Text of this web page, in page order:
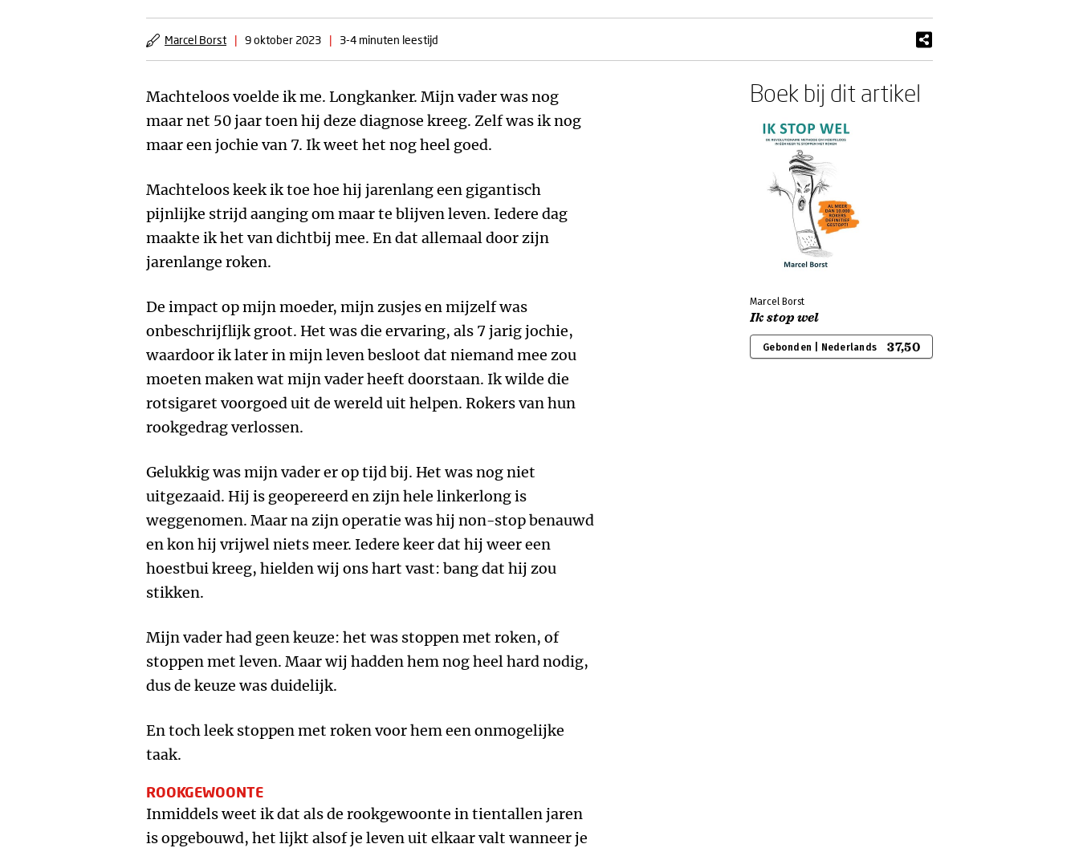
Marcel Borst | 9 oktober 2023 | 3-4 minuten leestijd
Machteloos voelde ik me. Longkanker. Mijn vader was nog
maar net 50 jaar toen hij deze diagnose kreeg. Zelf was ik nog
maar een jochie van 7. Ik weet het nog heel goed.
Machteloos keek ik toe hoe hij jarenlang een gigantisch
pijnlijke strijd aanging om maar te blijven leven. Iedere dag
maakte ik het van dichtbij mee. En dat allemaal door zijn
jarenlange roken.
De impact op mijn moeder, mijn zusjes en mijzelf was
onbeschrijflijk groot. Het was die ervaring, als 7 jarig jochie,
waardoor ik later in mijn leven besloot dat niemand mee zou
moeten maken wat mijn vader heeft doorstaan. Ik wilde die
rotsigaret voorgoed uit de wereld uit helpen. Rokers van hun
rookgedrag verlossen.
Gelukkig was mijn vader er op tijd bij. Het was nog niet
uitgezaaid. Hij is geopereerd en zijn hele linkerlong is
weggenomen. Maar na zijn operatie was hij non-stop benauwd
en kon hij vrijwel niets meer. Iedere keer dat hij weer een
hoestbui kreeg, hielden wij ons hart vast: bang dat hij zou
stikken.
Mijn vader had geen keuze: het was stoppen met roken, of
stoppen met leven. Maar wij hadden hem nog heel hard nodig,
dus de keuze was duidelijk.
En toch leek stoppen met roken voor hem een onmogelijke
taak.
ROOKGEWOONTE
Inmiddels weet ik dat als de rookgewoonte in tientallen jaren
is opgebouwd, het lijkt alsof je leven uit elkaar valt wanneer je
Boek bij dit artikel
Marcel Borst
Ik stop wel
Gebonden | Nederlands 37,50